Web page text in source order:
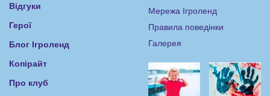
Відгуки
Герої
Блог Ігроленд
Копірайт
Про клуб
Мережа Ігроленд
Правила поведінки
Галерея